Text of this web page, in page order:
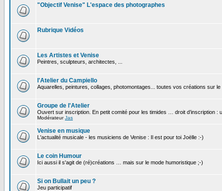
"Objectif Venise" L'espace des photographes
Rubrique Vidéos
Les Artistes et Venise
Peintres, sculpteurs, architectes, ...
l'Atelier du Campiello
Aquarelles, peintures, collages, photomontages... toutes vos créations sur le
Groupe de l'Atelier
Ouvert sur inscription. En petit comité pour les timides … droit d’inscription :
ModérateurJas
Venise en musique
L'actualité musicale - les musiciens de Venise : Il est pour toi Joëlle :-)
Le coin Humour
Ici aussi il s'agit de (ré)créations … mais sur le mode humoristique ;-)
Si on Bullait un peu ?
Jeu participatif